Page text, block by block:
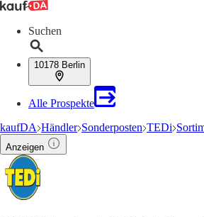
Suchen
10178 Berlin
Alle Prospekte
kaufDA Händler Sonderposten TEDi
Anzeigen